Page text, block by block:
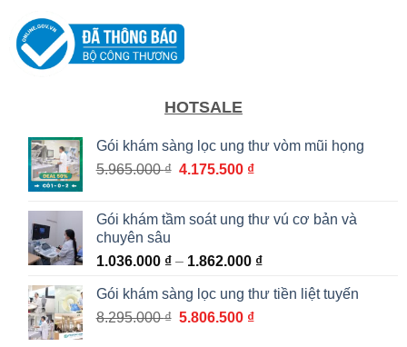
HOTSALE
Gói khám sàng lọc ung thư vòm mũi họng
5.965.000₫ Giá
5.965.000 ₫.
4.175.500 ₫Giá
là:
Gói khám tầm soát ung thư vú cơ bản và
chuyên sâu
1.036.000 ₫ – 1.862.000 ₫Khoảng
từ
Gói khám sàng lọc ung thư tiền liệt tuyến
8.295.000₫ Giá
5.806.500 ₫Giá